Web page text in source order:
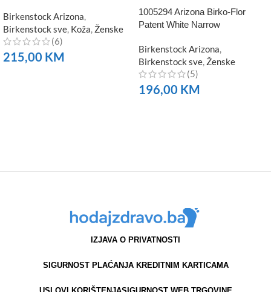
Birkenstock Arizona,
Birkenstock sve, Koža, Ženske
(6)
215,00 KM
1005294 Arizona Birko-Flor
Patent White Narrow
Birkenstock Arizona
Birkenstock sve Ženske
(5)
196,00 KM
IZJAVA O PRIVATNOSTI
SIGURNOST PLAĆANJA KREDITNIM KARTICAMA